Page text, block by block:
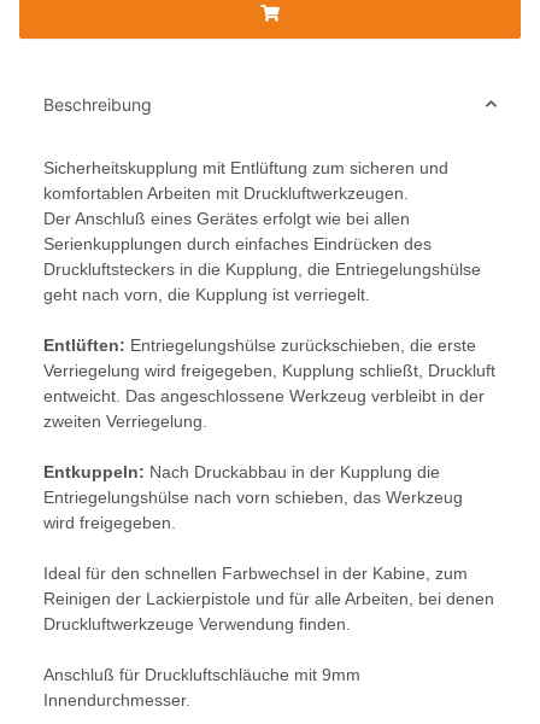
Beschreibung
Sicherheitskupplung mit Entlüftung zum sicheren und
komfortablen Arbeiten mit Druckluftwerkzeugen.
Der Anschluß eines Gerätes erfolgt wie bei allen
Serienkupplungen durch einfaches Eindrücken des
Druckluftsteckers in die Kupplung, die Entriegelungshülse
geht nach vorn, die Kupplung ist verriegelt.
Entlüften: Entriegelungshülse zurückschieben, die erste
Verriegelung wird freigegeben, Kupplung schließt, Druckluft
entweicht. Das angeschlossene Werkzeug verbleibt in der
zweiten Verriegelung.
Entkuppeln: Nach Druckabbau in der Kupplung die
Entriegelungshülse nach vorn schieben, das Werkzeug
wird freigegeben.
Ideal für den schnellen Farbwechsel in der Kabine, zum
Reinigen der Lackierpistole und für alle Arbeiten, bei denen
Druckluftwerkzeuge Verwendung finden.
Anschluß für Druckluftschläuche mit 9mm
Innendurchmesser.